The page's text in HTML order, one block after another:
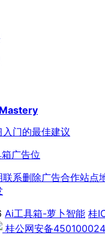
门的最佳建议
联系删除广告合作站点
Ai工具箱-萝卜智能 桂
桂公网安备